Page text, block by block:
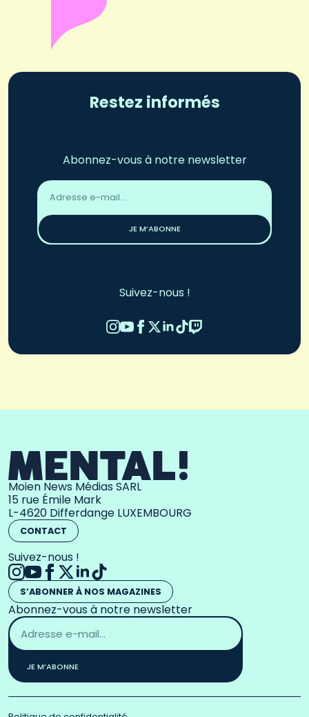
Restez informés
Abonnez-vous à notre newsletter
Adresse
email
JE M’ABONNE
Suivez-nous !
Moien News Médias SARL
15 rue Émile Mark
L-4620 Differdange LUXEMBOURG
CONTACT
Suivez-nous !
S’ABONNER À NOS MAGAZINES
Abonnez-vous à notre newsletter
Adresse
email
*
JE M’ABONNE